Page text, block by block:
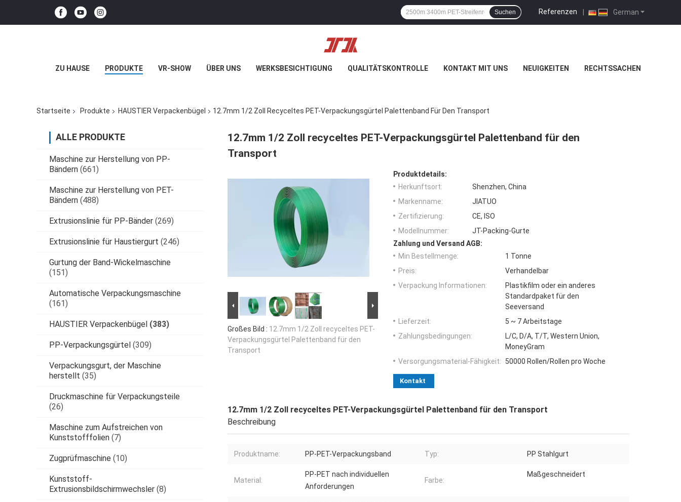
German
Referenzen |
Suchen
ZU HAUSE PRODUKTE VR-SHOW ÜBER UNS WERKSBESICHTIGUNG QUALITÄTSKONTROLLE KONTAKT MIT UNS NEUIGKEITEN RECHTSSACHEN
Startseite Produkte HAUSTIER Verpackenbügel 12.7mm 1/2 Zoll Recyceltes PET-Verpackungsgürtel Palettenband Für Den Transport
ALLE PRODUKTE
Maschine zur Herstellung von PP-
Bändern (661)
Maschine zur Herstellung von PET-
Bändern (488)
Extrusionslinie für PP-Bänder (269)
Extrusionslinie für Haustiergurt (246)
Gurtung der Band-Wickelmaschine
(151)
Automatische Verpackungsmaschine
(161)
HAUSTIER Verpackenbügel (383)
PP-Verpackungsgürtel (309)
Verpackungsgurt, der Maschine
herstellt (35)
Druckmaschine für Verpackungsteile
(26)
Maschine zum Aufstreichen von
Kunststofffolien (7)
Zugprüfmaschine (10)
Kunststoff-
Extrusionsbildschirmwechsler (8)
12.7mm 1/2 Zoll recyceltes PET-Verpackungsgürtel Palettenband für den
Transport
Großes Bild : 12.7mm 1/2 Zoll recyceltes PET-
Verpackungsgürtel Palettenband für den
Transport
Produktdetails:
Herkunftsort:
Shenzhen, China
Markenname:
JIATUO
Zertifizierung:
CE, ISO
Modellnummer:
JT-Packing-Gurte
Zahlung und Versand AGB:
Min Bestellmenge:
1 Tonne
Preis:
Verhandelbar
Verpackung Informationen:
Plastikfilm oder ein anderes
Standardpaket für den
Seeversand
Lieferzeit:
5 ~ 7 Arbeitstage
Zahlungsbedingungen:
L/C, D/A, T/T, Western Union,
MoneyGram
Versorgungsmaterial-Fähigkeit:
50000 Rollen/Rollen pro Woche
Kontakt
12.7mm 1/2 Zoll recyceltes PET-Verpackungsgürtel Palettenband für den Transport
Beschreibung
Produktname: PP-PET-Verpackungsband Typ: PP Stahlgurt
Material:
PP-PET nach individuellen
Anforderungen
Farbe:
Maßgeschneidert